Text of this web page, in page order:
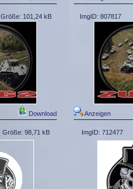
Größe: 101,24 kB
Download
ImgID: 807817
Anzeigen
Größe: 98,71 kB ImgID: 712477